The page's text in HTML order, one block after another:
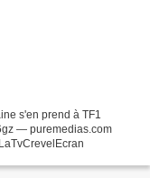
s'en prend à TF1
— puremedias.com